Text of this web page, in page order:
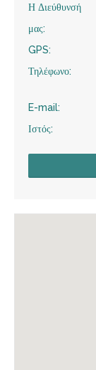
Η Διεύθυνσή
μας:
GPS:
Τηλέφωνο:
E-mail:
Ιστός: